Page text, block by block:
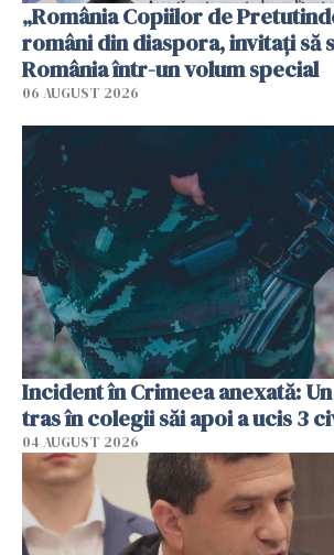
„România Copiilor de
români din diaspora, invitați să
România într-un volum special
06 AUGUST 2026
Incident în Crimeea anexată:
tras în colegii săi apoi a ucis 3
04 AUGUST 2026